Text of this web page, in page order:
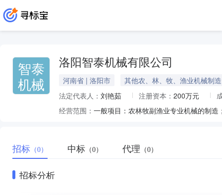
智泰
机械
洛阳智泰机械有限公司
河南省 | 洛阳市
其他农、林、牧、渔业机械制造
法定代表人： 刘艳茹 注册资本： 200万元
经营范围：
招标 （0） 中标 （0） 代理 （0）
招标分析